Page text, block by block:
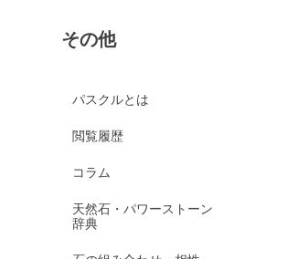
その他
パスクルとは
閲覧履歴
コラム
天然石・パワーストーン
辞典